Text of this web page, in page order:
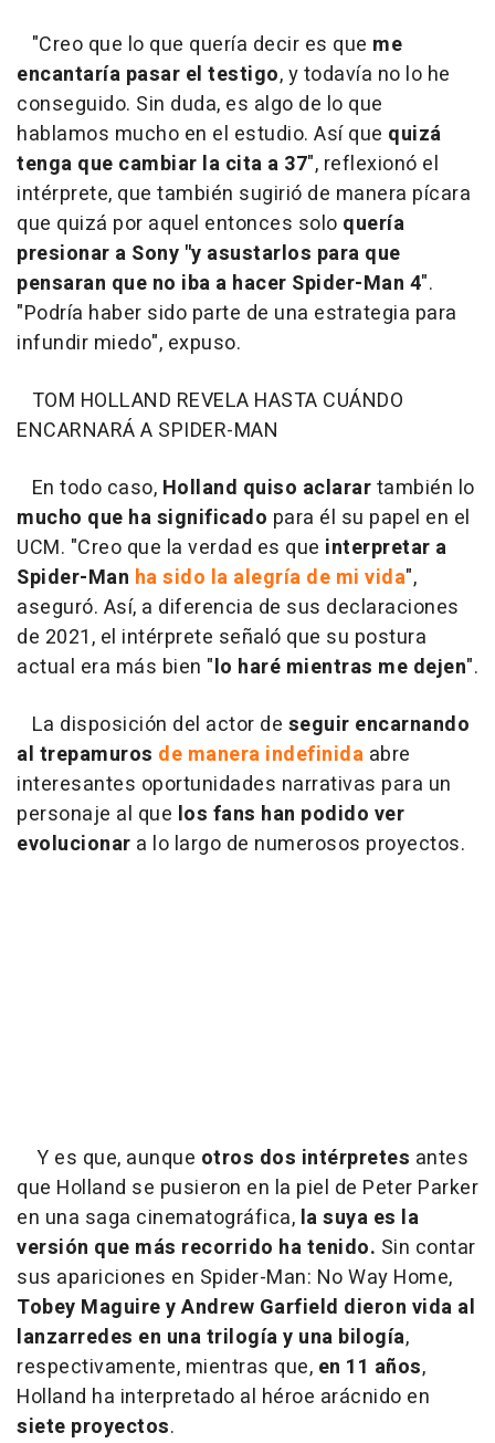
"Creo que lo que quería decir es que me
encantaría pasar el testigo, y todavía no lo he
conseguido. Sin duda, es algo de lo que
hablamos mucho en el estudio. Así que quizá
tenga que cambiar la cita a 37", reflexionó el
intérprete, que también sugirió de manera pícara
que quizá por aquel entonces solo quería
presionar a Sony "y asustarlos para que
pensaran que no iba a hacer Spider-Man 4".
"Podría haber sido parte de una estrategia para
infundir miedo", expuso.
TOM HOLLAND REVELA HASTA CUÁNDO
ENCARNARÁ A SPIDER-MAN
En todo caso, Holland quiso aclarartambién lo
mucho que ha significado para él su papel en el
UCM. "Creo que la verdad es que interpretar a
Spider-Man ha sido la alegría de mi vida",
aseguró. Así, a diferencia de sus declaraciones
de 2021, el intérprete señaló que su postura
actual era más bien "lo haré mientras me dejen".
La disposición del actor de seguir encarnando
al trepamuros de manera indefinida abre
interesantes oportunidades narrativas para un
personaje al que los fans han podido ver
evolucionar a lo largo de numerosos proyectos.
Y es que, aunque otros dos intérpretes antes
que Holland se pusieron en la piel de Peter Parker
en una saga cinematográfica, la suya es la
versión que más recorrido ha tenido. Sin contar
sus apariciones en Spider-Man: No Way Home,
Tobey Maguire y Andrew Garfield dieron vida al
lanzarredes en una trilogía y una bilogía,
respectivamente, mientras que, en 11 años,
Holland ha interpretado al héroe arácnido en
siete proyectos.